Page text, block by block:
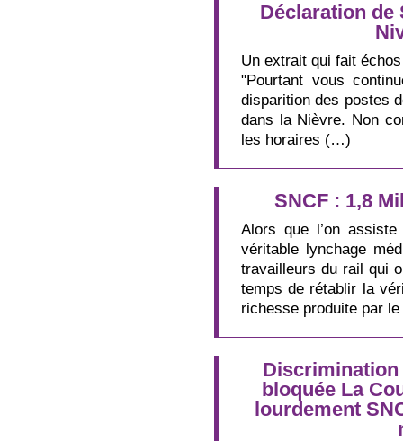
Déclaration de
Un extrait qui fait
"Pourtant vous
disparition des postes
dans la Nièvre. Non
les horaires (…)
SNCF : 1,8
Alors que l’on
véritable lynchage
travailleurs du rail qui
temps de rétablir la
richesse produite par
bloquée La
lourdement